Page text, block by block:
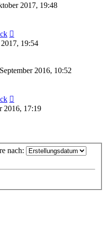
2017, 19:48
19:54
2016, 10:52
2016, 17:19
nach: